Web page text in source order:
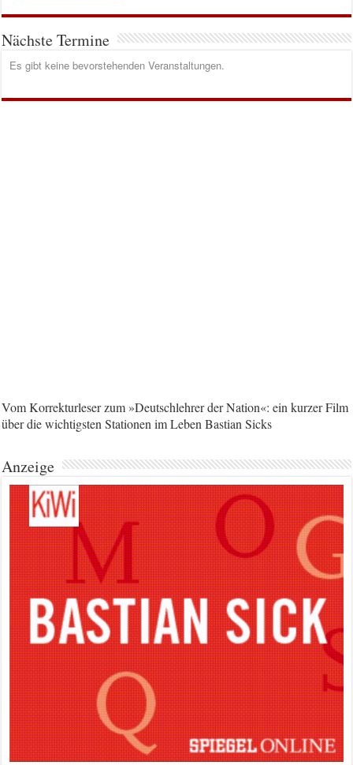
Nächste Termine
Es gibt keine bevorstehenden Veranstaltungen.
Vom Korrekturleser zum »Deutschlehrer der Nation«: ein kurzer Film
über die wichtigsten Stationen im Leben Bastian Sicks
Anzeige